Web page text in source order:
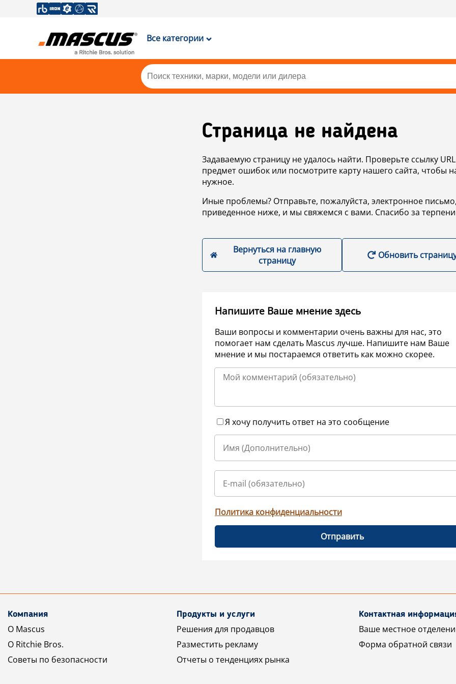
Все категории
Страница не найдена
Задаваемую страницу не удалось найти. Проверьте ссылку
предмет ошибок или посмотрите карту нашего сайта, чтобы
нужное.
Иные проблемы? Отправьте, пожалуйста, электронное
приведенное ниже, и мы свяжемся с вами. Спасибо за
Вернуться на главную
страницу
Обновить
Напишите Ваше мнение здесь
Ваши вопросы и комментарии очень важны для нас, это
помогает нам сделать Mascus лучше. Напишите нам Ваше
мнение и мы постараемся ответить как можно скорее.
Я хочу получить ответ на это сообщение
Политика конфиденциальности
Отправить
Компания
О Mascus
О Ritchie Bros.
Советы по безопасности
Продукты и услуги
Решения для продавцов
Разместить рекламу
Отчеты о тенденциях рынка
Контактная
Ваше местное
Форма обратной связи